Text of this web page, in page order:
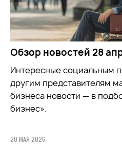
Обзор новостей 28
Интересные социальным
другим представителям
бизнеса новости — в
бизнес».
20 МАЯ 2026